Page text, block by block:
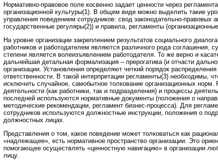
Нормативно-правовое поле косвенно задает ценности через
организационной культуры(1). В общем виде можно выделить такие
управления поведением сотрудников: свод законодательно-правовых
государственные регуляры(2)) и правила, регламенты
На уровне организации закреплением результатов социального
работников и работодателем являются различного рода соглашения,
степени является волеизъявлением работодателя. То же верно и
дальнейшая детальная формализация – прерогатива (и отчасти
организации. Установления определяют четкий порядок распределения
ответственности. В такой интерпретации регламенты(3) необходимы,
исключить случайное, самобытное толкование организационных норм.
деятельности (как работники, так и подразделения) и процессы
последней используются нормативные документы (положения о
методические рекомендации, регламент бизнес-процесса). Для
сотрудников используются должностные инструкции, положения о
должностных лицах.
Представления о том, какое поведение может толковаться как
«надлежащее», есть нормативное пространство организации. Это
помогающее осуществлять «ценностную навигацию» в организации
лицу.